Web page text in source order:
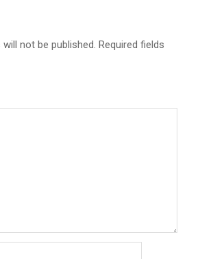
not be published. Required fields